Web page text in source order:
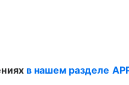
в нашем разделе